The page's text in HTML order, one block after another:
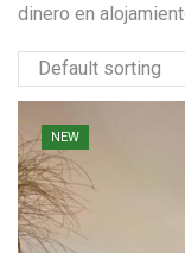
dinero en
NEW